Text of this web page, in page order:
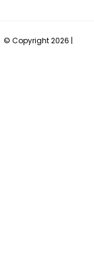
© Copyright 2026 |